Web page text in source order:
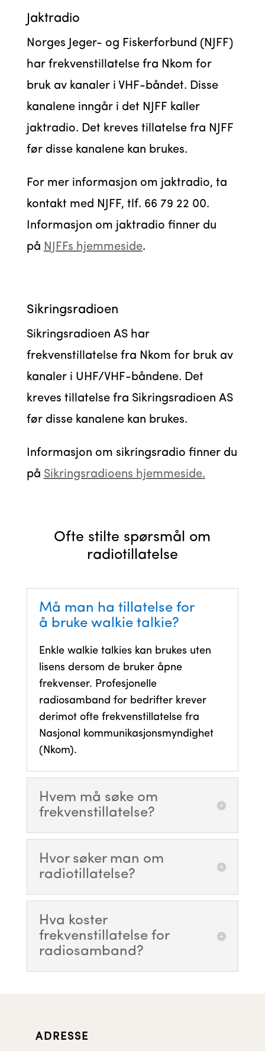
Jaktradio
Norges Jeger- og Fiskerforbund (NJFF)
har frekvenstillatelse fra Nkom for
bruk av kanaler i VHF-båndet. Disse
kanalene inngår i det NJFF kaller
jaktradio. Det kreves tillatelse fra NJFF
før disse kanalene kan brukes.
For mer informasjon om jaktradio, ta
kontakt med NJFF, tlf. 66 79 22 00.
Informasjon om jaktradio finner du
på NJFFs hjemmeside.
Sikringsradioen
Sikringsradioen AS har
frekvenstillatelse fra Nkom for bruk av
kanaler i UHF/VHF-båndene. Det
kreves tillatelse fra Sikringsradioen AS
før disse kanalene kan brukes.
Informasjon om sikringsradio finner du
på Sikringsradioens hjemmeside.
Ofte stilte spørsmål om
radiotillatelse
Må man ha tillatelse for
å bruke walkie talkie?
Enkle walkie talkies kan brukes uten
lisens dersom de bruker åpne
frekvenser. Profesjonelle
radiosamband for bedrifter krever
derimot ofte frekvenstillatelse fra
Nasjonal kommunikasjonsmyndighet
(Nkom).
Hvem må søke om
frekvenstillatelse?
Hvor søker man om
radiotillatelse?
Hva koster
frekvenstillatelse for
radiosamband?
ADRESSE